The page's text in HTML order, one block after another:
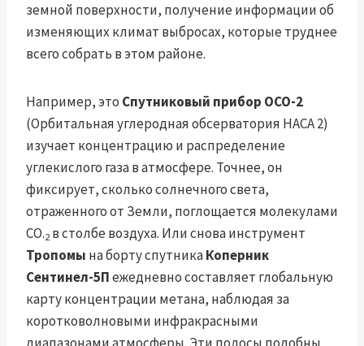
земной поверхности, получение информации об
изменяющих климат выбросах, которые труднее
всего собрать в этом районе.
Например, это Спутниковый прибор ОСО-2
(Орбитальная углеродная обсерватория НАСА 2)
изучает концентрацию и распределение
углекислого газа в атмосфере. Точнее, он
фиксирует, сколько солнечного света,
отраженного от Земли, поглощается молекулами
CO.2 в столбе воздуха. Или снова инструмент
Тропомы на борту спутникаКоперник
Сентинел-5Пежедневно составляет глобальную
карту концентрации метана, наблюдая за
коротковолновыми инфракрасными